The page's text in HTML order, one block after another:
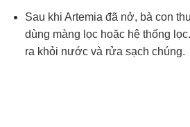
Sau khi Artemia đã nở, bà con
dùng màng lọc hoặc hệ thống
ra khỏi nước và rửa sạch chúng.